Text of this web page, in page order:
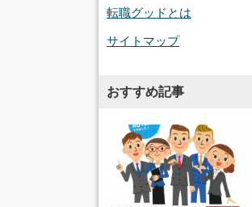
転職グッドとは
サイトマップ
おすすめ記事